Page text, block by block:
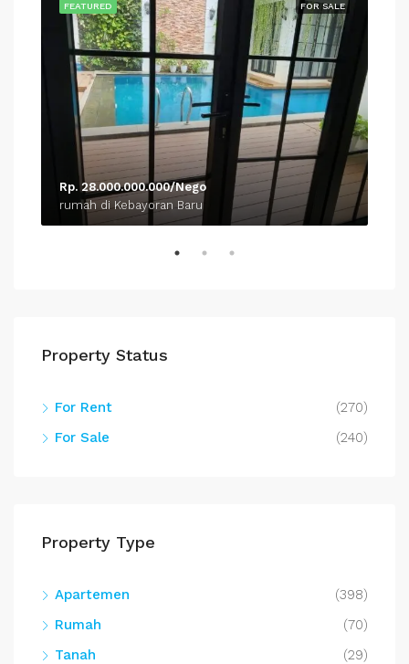
FOR SALE
FEATURED
Rp. 28.000.000.000/Nego
rumah di Kebayoran Baru
Property Status
For Rent
(270)
For Sale
(240)
Property Type
Apartemen
(398)
Rumah
(70)
Tanah
(29)